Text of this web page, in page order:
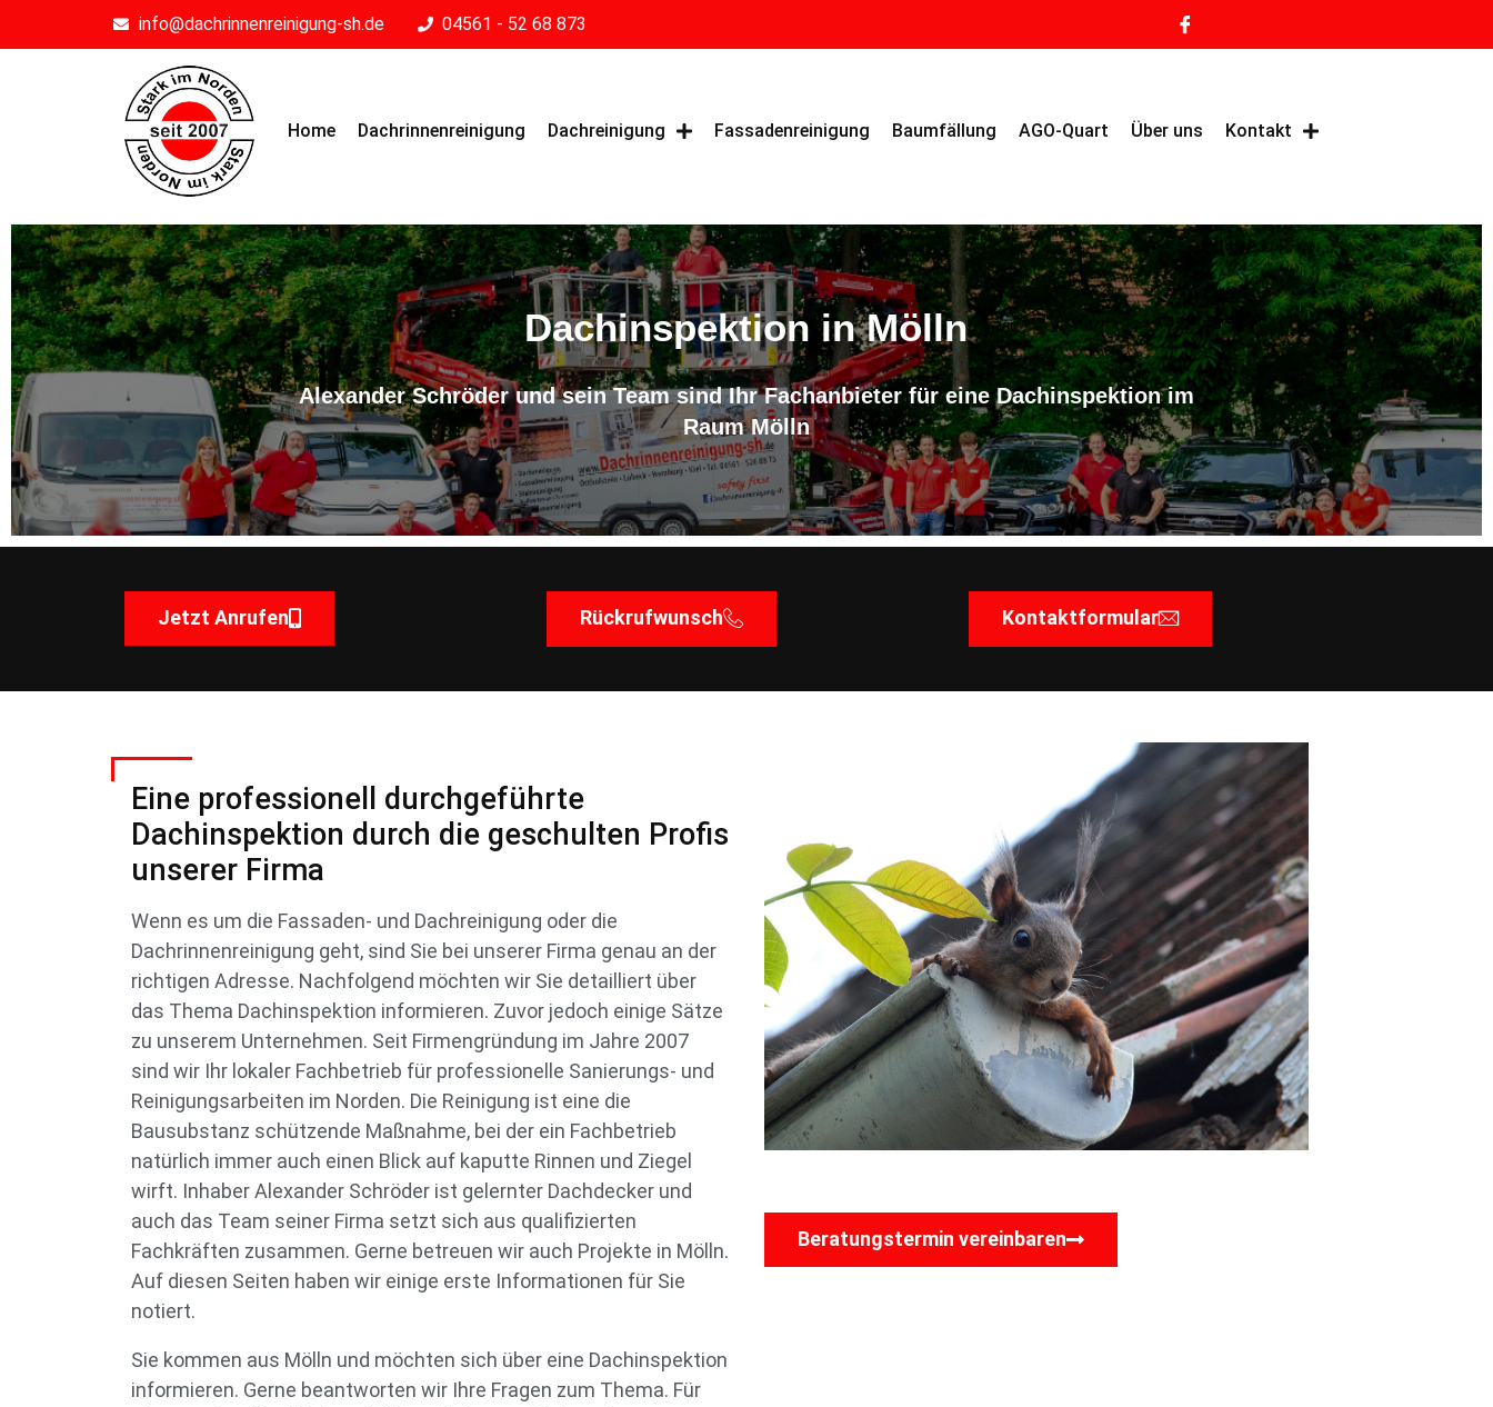
info@dachrinnenreinigung-sh.de 04561 - 52 68 873
Home Dachrinnenreinigung Dachreinigung Fassadenreinigung Baumfällung AGO-Quart Über uns Kontakt
Dachinspektion in Mölln
Alexander Schröder und sein Team sind Ihr Fachanbieter für eine Dachinspektion im
Raum Mölln
Jetzt Anrufen Rückrufwunsch Kontaktformular
Eine professionell durchgeführte
Dachinspektion durch die geschulten Profis
unserer Firma
Wenn es um die Fassaden- und Dachreinigung oder die
Dachrinnenreinigung geht, sind Sie bei unserer Firma genau an der
richtigen Adresse. Nachfolgend möchten wir Sie detailliert über
das Thema Dachinspektion informieren. Zuvor jedoch einige Sätze
zu unserem Unternehmen. Seit Firmengründung im Jahre 2007
sind wir Ihr lokaler Fachbetrieb für professionelle Sanierungs- und
Reinigungsarbeiten im Norden. Die Reinigung ist eine die
Bausubstanz schützende Maßnahme, bei der ein Fachbetrieb
natürlich immer auch einen Blick auf kaputte Rinnen und Ziegel
wirft. Inhaber Alexander Schröder ist gelernter Dachdecker und
auch das Team seiner Firma setzt sich aus qualifizierten
Fachkräften zusammen. Gerne betreuen wir auch Projekte in Mölln.
Auf diesen Seiten haben wir einige erste Informationen für Sie
notiert.
Sie kommen aus Mölln und möchten sich über eine Dachinspektion
informieren. Gerne beantworten wir Ihre Fragen zum Thema. Für
Beratungstermin vereinbaren